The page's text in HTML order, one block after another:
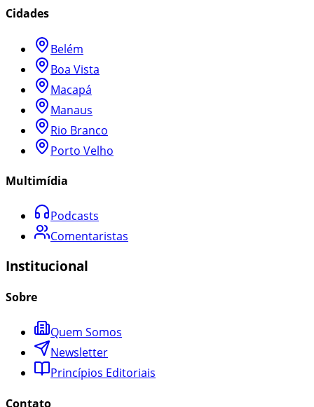
Cidades
Belém
Boa Vista
Macapá
Manaus
Rio Branco
Porto Velho
Multimídia
Podcasts
Comentaristas
Institucional
Sobre
Quem Somos
Newsletter
Princípios Editoriais
Contato